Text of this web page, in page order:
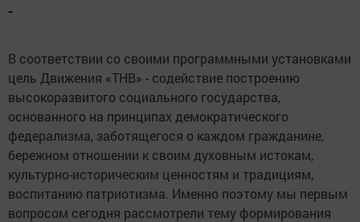
-
В соответствии со своими программными установками
цель Движения «ТНВ» - содействие построению
высокоразвитого социального государства,
основанного на принципах демократического
федерализма, заботящегося о каждом гражданине,
бережном отношении к своим духовным истокам,
культурно-историческим ценностям и традициям,
воспитанию патриотизма. Именно поэтому мы первым
вопросом сегодня рассмотрели тему формирования